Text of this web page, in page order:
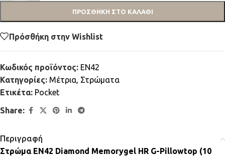
ΠΡΟΣΘΉΚΗ ΣΤΟ ΚΑΛΆΘΙ
Πρόσθήκη στην Wishlist
Κωδικός προϊόντος: EN42
Κατηγορίες: Μέτρια, Στρώματα
Ετικέτα: Pocket
Share:
Περιγραφή
Στρώμα EN42 Diamond Memorygel HR G-Pillowtop (10